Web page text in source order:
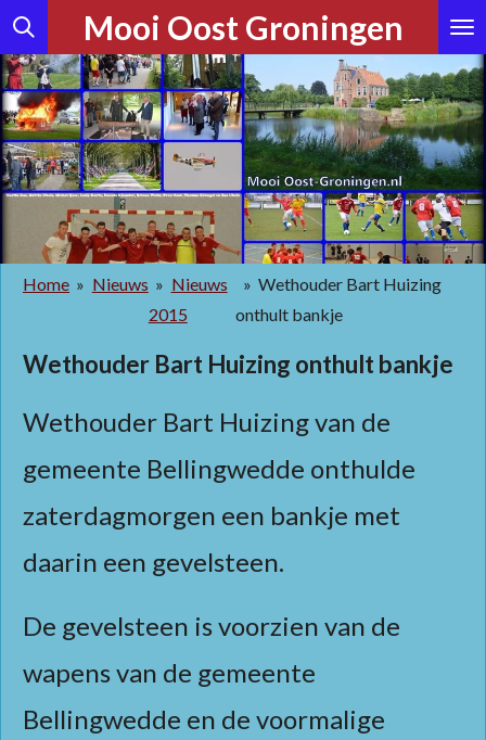
Ga
direct
naar
de
hoofdinhoud
Mooi Oost Groningen
Home » Nieuws » Nieuws
2015
» Wethouder Bart Huizing
onthult bankje
Wethouder Bart Huizing onthult bankje
Wethouder Bart Huizing van de
gemeente Bellingwedde onthulde
zaterdagmorgen een bankje met
daarin een gevelsteen.
De gevelsteen is voorzien van de
wapens van de gemeente
Bellingwedde en de voormalige